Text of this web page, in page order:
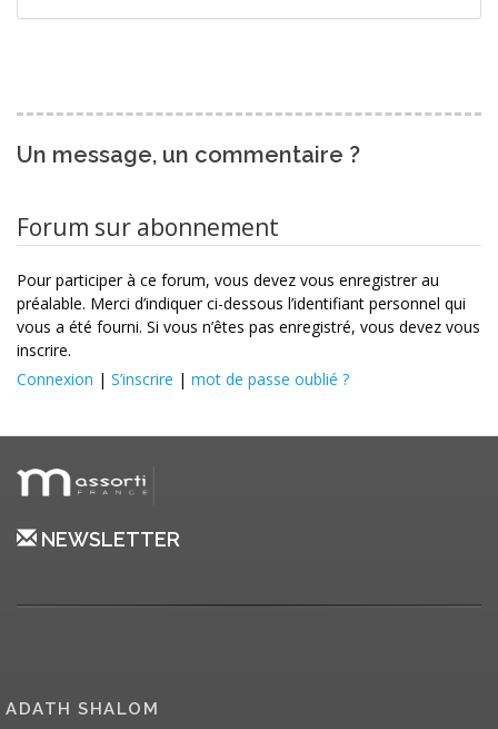
Un message, un commentaire ?
Forum sur abonnement
Pour participer à ce forum, vous devez vous enregistrer au
préalable. Merci d’indiquer ci-dessous l’identifiant personnel qui
vous a été fourni. Si vous n’êtes pas enregistré, vous devez vous
inscrire.
Connexion | S’inscrire | mot de passe oublié ?
NEWSLETTER
ADATH SHALOM